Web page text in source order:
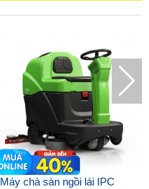
Máy chà sàn ngồi lái IPC